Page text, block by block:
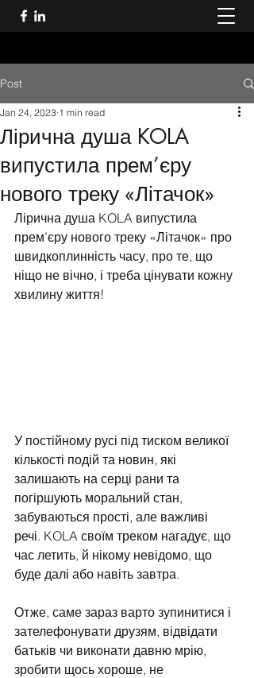
Post
Лірична душа KOLA
випустила прем’єру
нового треку «Літачок»
Jan 24, 2023 1 min read
Лірична душа KOLA випустила
прем’єру нового треку «Літачок» про
швидкоплинність часу, про те, що
ніщо не вічно, і треба цінувати кожну
хвилину життя!
У постійному русі під тиском великої
кількості подій та новин, які
залишають на серці рани та
погіршують моральний стан,
забуваються прості, але важливі
речі. KOLA своїм треком нагадує, що
час летить, й нікому невідомо, що
буде далі або навіть завтра.
Отже, саме зараз варто зупинитися і
зателефонувати друзям, відвідати
батьків чи виконати давню мрію,
зробити щось хороше, не